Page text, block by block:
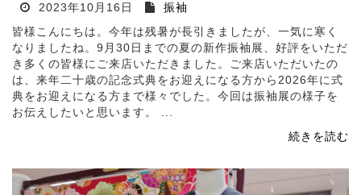
2023年10月16日
振袖
皆様こんにちは。今年は残暑が長引きましたが、一気に寒く
なりましたね。9月30日までの夏の新作振袖展、好評をいただ
き多くの皆様にご来店いただきました。ご来店いただいたの
は、来年二十歳の記念式典をお迎えになる方から2026年に式
典をお迎えになる方まで様々でした。今回は振袖展の様子を
お伝えしたいと思います。 ...
続きを読む